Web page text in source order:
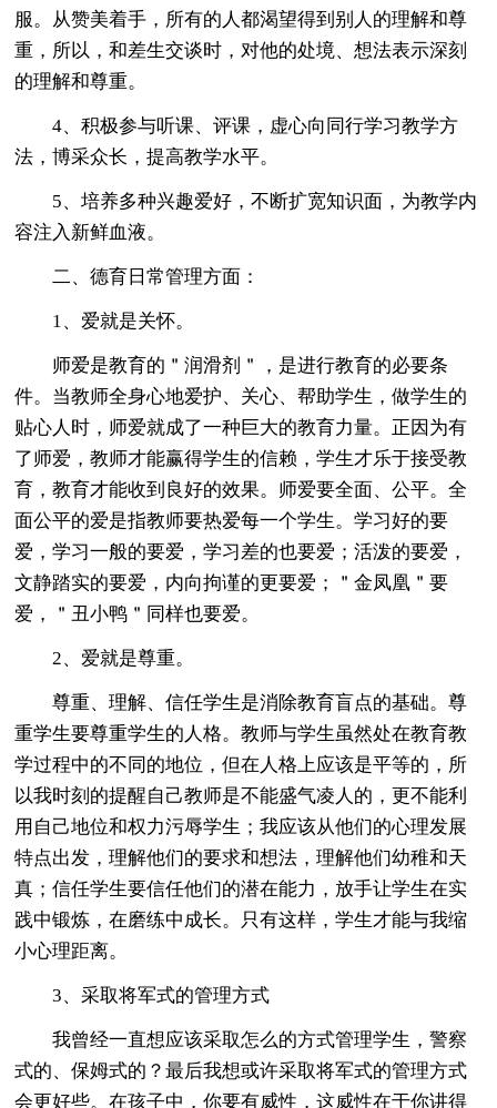
服。从赞美着手，所有的人都渴望得到别人的理解和尊
重，所以，和差生交谈时，对他的处境、想法表示深刻
的理解和尊重。
4、积极参与听课、评课，虚心向同行学习教学方
法，博采众长，提高教学水平。
5、培养多种兴趣爱好，不断扩宽知识面，为教学内
容注入新鲜血液。
二、德育日常管理方面：
1、爱就是关怀。
师爱是教育的＂润滑剂＂，是进行教育的必要条
件。当教师全身心地爱护、关心、帮助学生，做学生的
贴心人时，师爱就成了一种巨大的教育力量。正因为有
了师爱，教师才能赢得学生的信赖，学生才乐于接受教
育，教育才能收到良好的效果。师爱要全面、公平。全
面公平的爱是指教师要热爱每一个学生。学习好的要
爱，学习一般的要爱，学习差的也要爱；活泼的要爱，
文静踏实的要爱，内向拘谨的更要爱；＂金凤凰＂要
爱，＂丑小鸭＂同样也要爱。
2、爱就是尊重。
尊重、理解、信任学生是消除教育盲点的基础。尊
重学生要尊重学生的人格。教师与学生虽然处在教育教
学过程中的不同的地位，但在人格上应该是平等的，所
以我时刻的提醒自己教师是不能盛气凌人的，更不能利
用自己地位和权力污辱学生；我应该从他们的心理发展
特点出发，理解他们的要求和想法，理解他们幼稚和天
真；信任学生要信任他们的潜在能力，放手让学生在实
践中锻炼，在磨练中成长。只有这样，学生才能与我缩
小心理距离。
3、采取将军式的管理方式
我曾经一直想应该采取怎么的方式管理学生，警察
式的、保姆式的？最后我想或许采取将军式的管理方式
会更好些。在孩子中，你要有威性，这威性在于你讲得